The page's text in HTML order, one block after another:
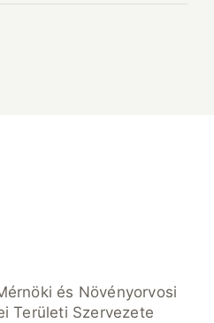
és Növényorvosi
Területi Szervezete